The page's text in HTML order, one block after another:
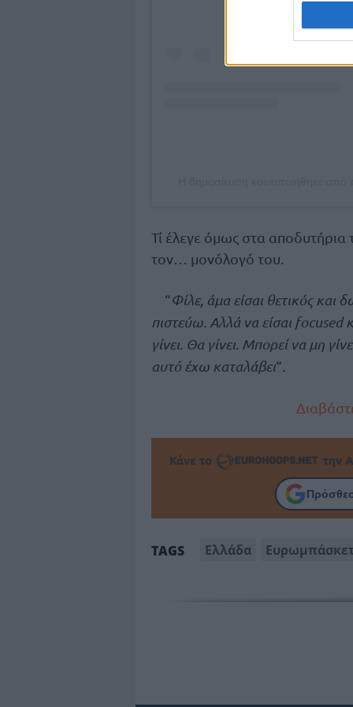
Τί έλεγε όμως στα
τον… μονόλογό του.
“Φίλε, άμα είσαι θετικός και
πιστεύω. Αλλά να είσαι
γίνει. Θα γίνει. Μπορεί να μη
αυτό έχω καταλάβει“.
Κάνε το την
TAGS Ελλάδα